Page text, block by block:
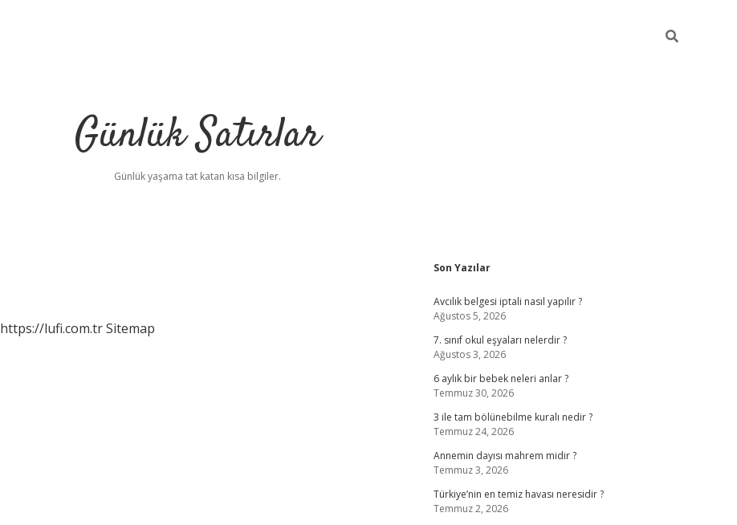
Günlük Satırlar
Günlük yaşama tat katan kısa bilgiler.
https://lufi.com.trSitemap
Sidebar
Son Yazılar
Avcılık belgesi iptali nasıl yapılır ?
Ağustos 5, 2026
7. sınıf okul eşyaları nelerdir ?
Ağustos 3, 2026
6 aylık bir bebek neleri anlar ?
Temmuz 30, 2026
3 ile tam bölünebilme kuralı nedir ?
Temmuz 24, 2026
Annemin dayısı mahrem midir ?
Temmuz 3, 2026
Türkiye’nin en temiz havası neresidir ?
Temmuz 2, 2026